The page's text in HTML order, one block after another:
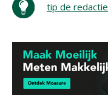
tip de redactie